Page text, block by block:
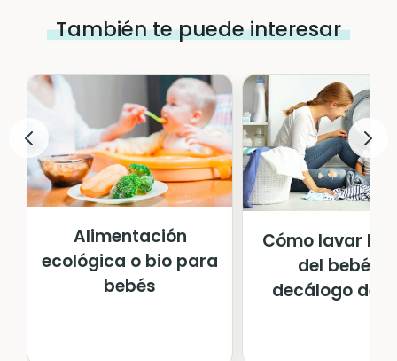
También te puede interesar
Alimentación
ecológica o bio para
bebés
Cómo lavar la
del bebé: el
decálogo